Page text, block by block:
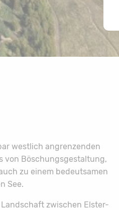
westlich angrenzenden
von Böschungsgestaltung,
zu einem bedeutsamen
See.
zwischen Elster-